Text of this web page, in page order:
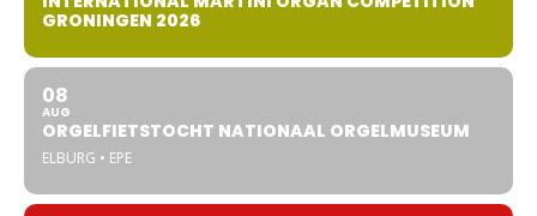
GRONINGEN 2026
08
AUG
ORGELFIETSTOCHT NATIONAAL ORGELMUSEUM
ELBURG • EPE